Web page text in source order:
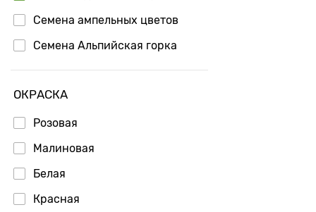
Семена ампельных цветов
Семена Альпийская горка
ОКРАСКА
Розовая
Малиновая
Белая
Красная